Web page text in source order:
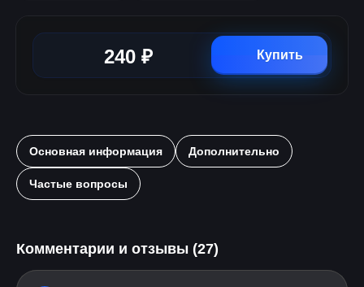
240 ₽ Купить
Основная информация Дополнительно
Частые вопросы
Комментарии и отзывы (27)